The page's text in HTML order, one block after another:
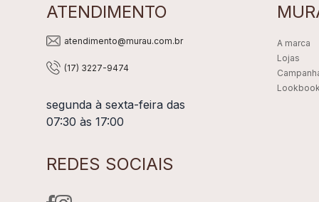
ATENDIMENTO
atendimento@murau.com.br
(17) 3227-9474
segunda à sexta-feira das
07:30 às 17:00
REDES SOCIAIS
A marca
Lojas